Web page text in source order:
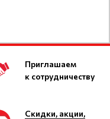
Приглашаем
к сотрудничеству
Скидки, акции,